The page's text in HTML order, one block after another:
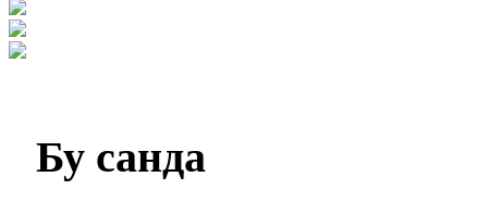
Бу санда